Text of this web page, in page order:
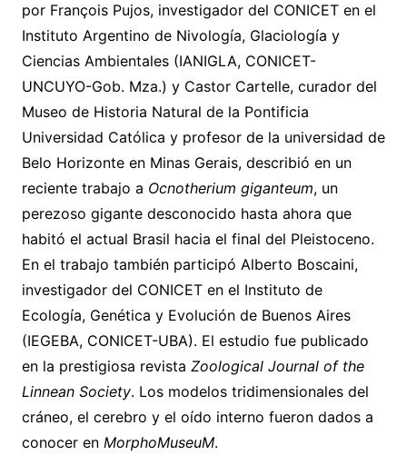
por François Pujos, investigador del CONICET en el
Instituto Argentino de Nivología, Glaciología y
Ciencias Ambientales (IANIGLA, CONICET-
UNCUYO-Gob. Mza.) y Castor Cartelle, curador del
Museo de Historia Natural de la Pontificia
Universidad Católica y profesor de la universidad de
Belo Horizonte en Minas Gerais, describió en un
reciente trabajo a Ocnotherium giganteum, un
perezoso gigante desconocido hasta ahora que
habitó el actual Brasil hacia el final del Pleistoceno.
En el trabajo también participó Alberto Boscaini,
investigador del CONICET en el Instituto de
Ecología, Genética y Evolución de Buenos Aires
(IEGEBA, CONICET-UBA). El estudio fue publicado
en la prestigiosa revista Zoological Journal of the
Linnean Society. Los modelos tridimensionales del
cráneo, el cerebro y el oído interno fueron dados a
conocer en MorphoMuseuM.